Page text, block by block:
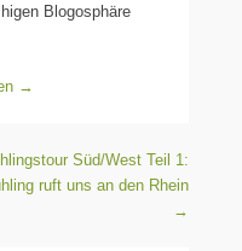
Blogosphäre
→
Süd/West Teil 1:
ruft uns an den Rhein
→